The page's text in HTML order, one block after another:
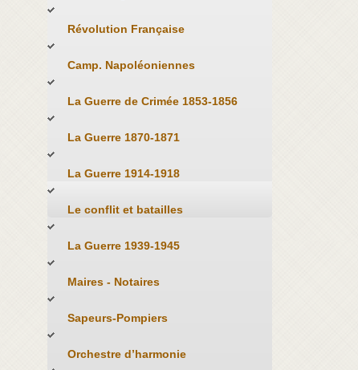
Révolution Française
Camp. Napoléoniennes
La Guerre de Crimée 1853-1856
La Guerre 1870-1871
La Guerre 1914-1918
Le conflit et batailles
La Guerre 1939-1945
Maires - Notaires
Sapeurs-Pompiers
Orchestre d’harmonie